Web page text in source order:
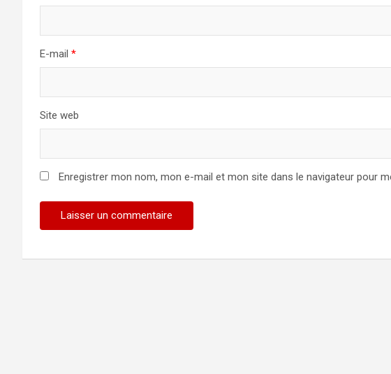
E-mail *
Site web
Enregistrer mon nom, mon e-mail et mon site dans le navigateur pour